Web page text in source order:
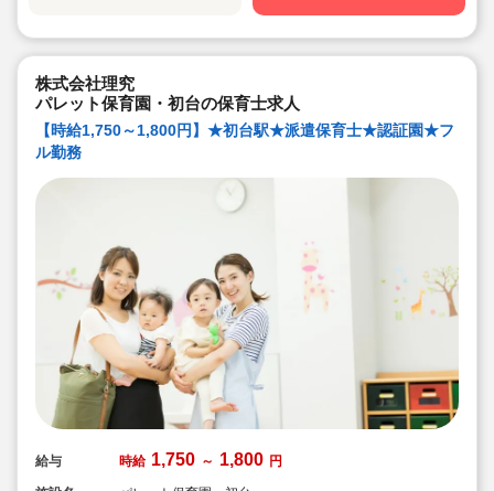
◇無垢の木を使った園舎。優しくぬくもりのあるおうち
のような保育園
できる範囲で実施
◇在籍年数や保育経験に合わせた段階的な研修を年間総
計110回以上実施。研修も参加しやすい職場環境です
株式会社理究
パレット保育園・初台の保育士求人
【時給1,750～1,800円】★初台駅★派遣保育士★認証園★フ
ル勤務
給与 時給 1,750 ～ 1,800 円